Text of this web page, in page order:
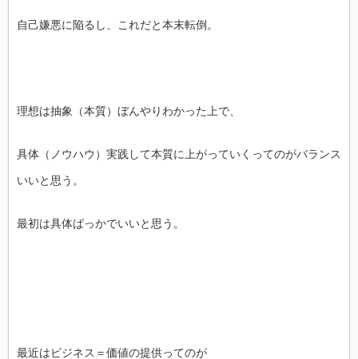
自己嫌悪に陥るし、これだと本末転倒。
理想は抽象（本質）ぼんやりわかった上で、
具体（ノウハウ）実践して本質に上がっていくってのがバランス
いいと思う。
最初は具体ばっかでいいと思う。
最近はビジネス＝価値の提供ってのが